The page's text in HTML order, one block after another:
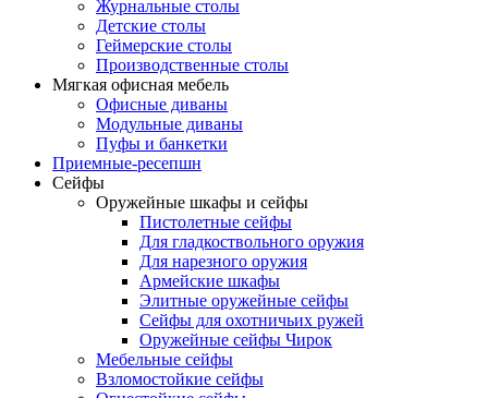
Журнальные столы
Детские столы
Геймерские столы
Производственные столы
Мягкая офисная мебель
Офисные диваны
Модульные диваны
Пуфы и банкетки
Приемные-ресепшн
Сейфы
Оружейные шкафы и сейфы
Пистолетные сейфы
Для гладкоствольного оружия
Для нарезного оружия
Армейские шкафы
Элитные оружейные сейфы
Сейфы для охотничьих ружей
Оружейные сейфы Чирок
Мебельные сейфы
Взломостойкие сейфы